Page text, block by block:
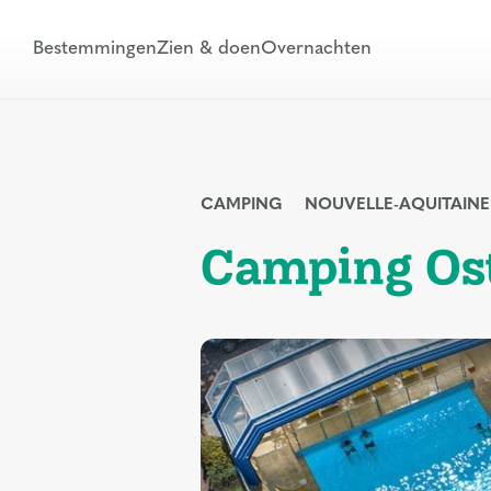
BestemmingenZien & doenOvernachten
CAMPING NOUVELLE-AQUITAINE
Camping